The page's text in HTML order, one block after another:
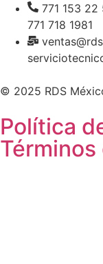
771 153 22
771 718 1981
© 2025 RDS
Política